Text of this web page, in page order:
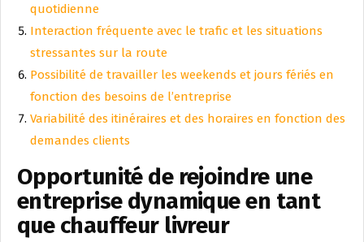
quotidienne
Interaction fréquente avec le trafic et les situations
stressantes sur la route
Possibilité de travailler les weekends et jours fériés en
fonction des besoins de l’entreprise
Variabilité des itinéraires et des horaires en fonction des
demandes clients
Opportunité de rejoindre une
entreprise dynamique en tant
que chauffeur livreur